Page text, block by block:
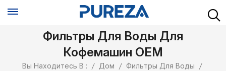
Фильтры Для Воды Для
Кофемашин OEM
Вы Находитесь В : / Дом / Фильтры Для Воды
/